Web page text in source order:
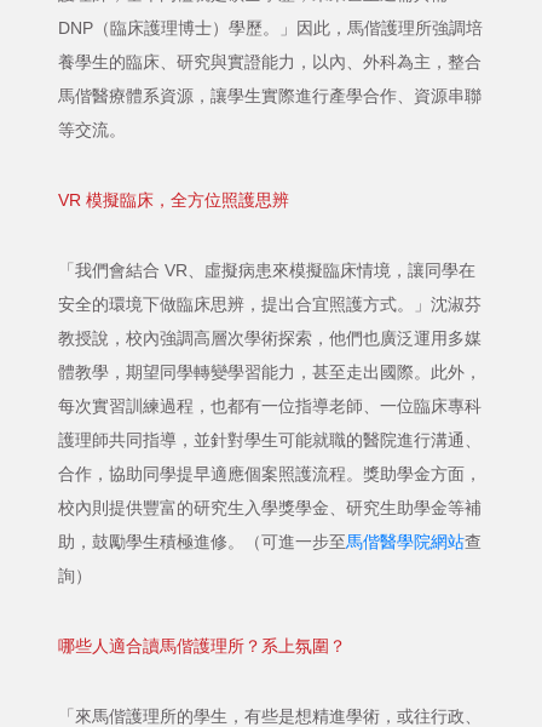
DNP（臨床護理博士）學歷。」因此，馬偕護理所強調培
養學生的臨床、研究與實證能力，以內、外科為主，整合
馬偕醫療體系資源，讓學生實際進行產學合作、資源串聯
等交流。
VR 模擬臨床，全方位照護思辨
「我們會結合 VR、虛擬病患來模擬臨床情境，讓同學在
安全的環境下做臨床思辨，提出合宜照護方式。」沈淑芬
教授說，校內強調高層次學術探索，他們也廣泛運用多媒
體教學，期望同學轉變學習能力，甚至走出國際。此外，
每次實習訓練過程，也都有一位指導老師、一位臨床專科
護理師共同指導，並針對學生可能就職的醫院進行溝通、
合作，協助同學提早適應個案照護流程。獎助學金方面，
校內則提供豐富的研究生入學獎學金、研究生助學金等補
助，鼓勵學生積極進修。（可進一步至馬偕醫學院網站查
詢）
哪些人適合讀馬偕護理所？系上氛圍？
「來馬偕護理所的學生，有些是想精進學術，或往行政、